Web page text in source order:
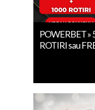
POWERBET »
ROTIRI sau